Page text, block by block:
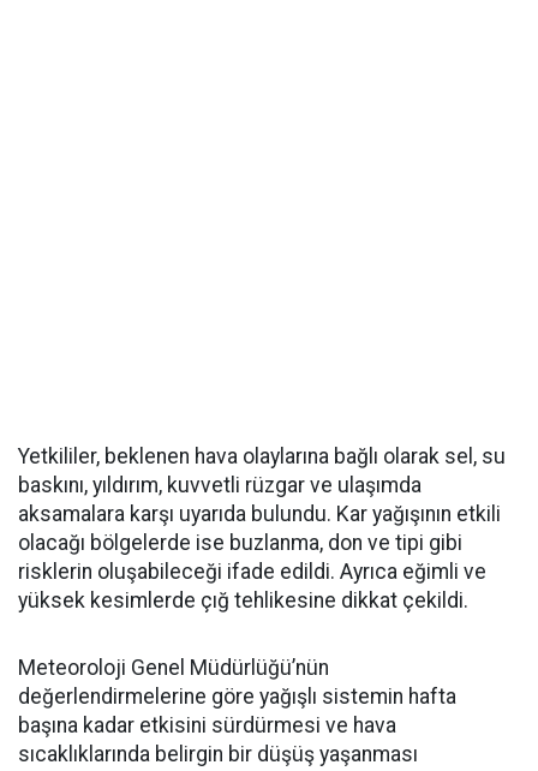
Yetkililer, beklenen hava olaylarına bağlı olarak sel, su
baskını, yıldırım, kuvvetli rüzgar ve ulaşımda
aksamalara karşı uyarıda bulundu. Kar yağışının etkili
olacağı bölgelerde ise buzlanma, don ve tipi gibi
risklerin oluşabileceği ifade edildi. Ayrıca eğimli ve
yüksek kesimlerde çığ tehlikesine dikkat çekildi.
Meteoroloji Genel Müdürlüğü’nün
değerlendirmelerine göre yağışlı sistemin hafta
başına kadar etkisini sürdürmesi ve hava
sıcaklıklarında belirgin bir düşüş yaşanması